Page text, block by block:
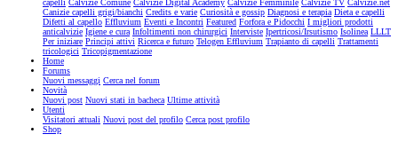
capelli Calvizie Comune Calvizie Digital Academy Calvizie Femminile Calvizie TV Calvizie.net
Canizie capelli grigi/bianchi Credits e varie Curiosità e gossip Diagnosi e terapia Dieta e capelli
Difetti al capello Effluvium Eventi e Incontri Featured Forfora e Pidocchi I migliori prodotti
anticalvizie Igiene e cura Infoltimenti non chirurgici Interviste Ipertricosi/Irsutismo Isolinea LLLT
Per iniziare Principi attivi Ricerca e futuro Telogen Effluvium Trapianto di capelli Trattamenti
tricologici Tricopigmentazione
Home
Forums
Nuovi messaggi Cerca nel forum
Novità
Nuovi post Nuovi stati in bacheca Ultime attività
Utenti
Visitatori attuali Nuovi post del profilo Cerca post profilo
Shop